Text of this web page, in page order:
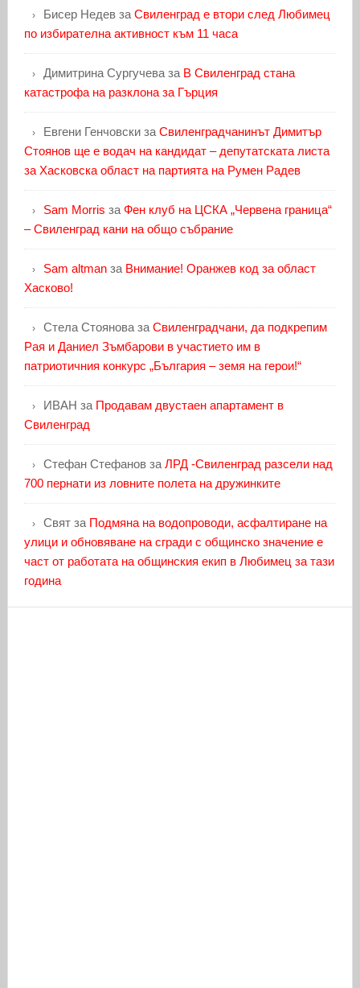
Бисер Недевза Свиленград е втори след Любимец
по избирателна активност към 11 часа
Димитрина Сургучеваза В Свиленград стана
катастрофа на разклона за Гърция
Евгени Генчовскиза Свиленградчанинът Димитър
Стоянов ще е водач на кандидат – депутатската листа
за Хасковска област на партията на Румен Радев
Sam Morris за Фен клуб на ЦСКА „Червена граница“
– Свиленград кани на общо събрание
Sam altmanза Внимание! Оранжев код за област
Хасково!
Стела Стояноваза Свиленградчани, да подкрепим
Рая и Даниел Зъмбарови в участието им в
патриотичния конкурс „България – земя на герои!“
ИВАН за Продавам двустаен апартамент в
Свиленград
Стефан Стефановза ЛРД -Свиленград разсели над
700 пернати из ловните полета на дружинките
Святза Подмяна на водопроводи, асфалтиране на
улици и обновяване на сгради с общинско значение е
част от работата на общинския екип в Любимец за тази
година